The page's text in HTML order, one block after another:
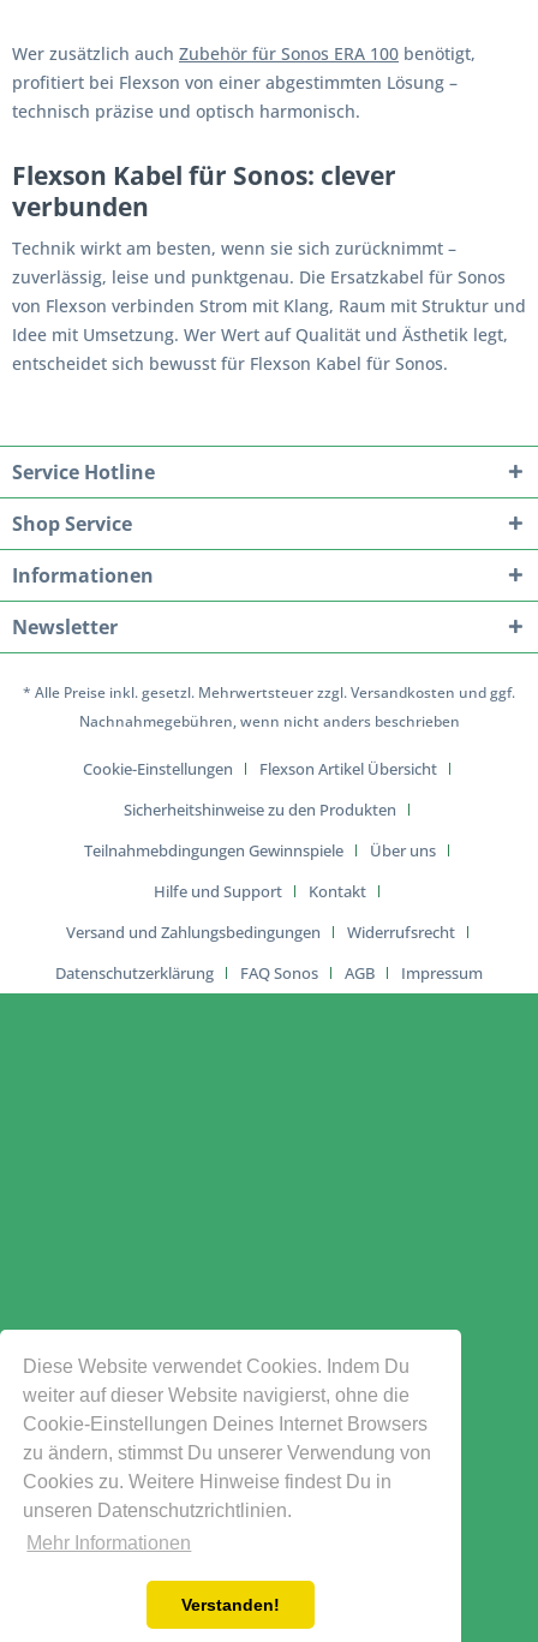
Diese Website verwendet Cookies. Indem Du
weiter auf dieser Website navigierst, ohne die
Cookie-Einstellungen Deines Internet Browsers
zu ändern, stimmst Du unserer Verwendung von
Cookies zu. Weitere Hinweise findest Du in
unseren Datenschutzrichtlinien.
Mehr Informationen
Verstanden!
Wer zusätzlich auch Zubehör für Sonos ERA 100 benötigt,
profitiert bei Flexson von einer abgestimmten Lösung –
technisch präzise und optisch harmonisch.
Flexson Kabel für Sonos: clever
verbunden
Technik wirkt am besten, wenn sie sich zurücknimmt –
zuverlässig, leise und punktgenau. Die Ersatzkabel für Sonos
von Flexson verbinden Strom mit Klang, Raum mit Struktur und
Idee mit Umsetzung. Wer Wert auf Qualität und Ästhetik legt,
entscheidet sich bewusst für Flexson Kabel für Sonos.
Service Hotline
Shop Service
Informationen
Newsletter
* Alle Preise inkl. gesetzl. Mehrwertsteuer zzgl.Versandkosten und ggf.
Nachnahmegebühren, wenn nicht anders beschrieben
Cookie-Einstellungen
Flexson Artikel Übersicht
Sicherheitshinweise zu den Produkten
Teilnahmebdingungen Gewinnspiele
Über uns
Hilfe und Support
Kontakt
Versand und Zahlungsbedingungen
Widerrufsrecht
Datenschutzerklärung
FAQ Sonos AGB Impressum